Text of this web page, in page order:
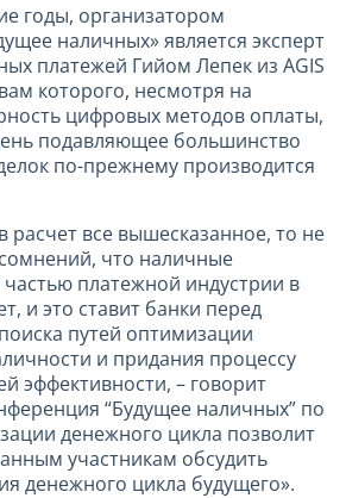
годы, организатором
наличных» является эксперт
платежей Гийом Лепек из AGIS
которого, несмотря на
цифровых методов оплаты,
подавляющее большинство
по-прежнему производится
расчет все вышесказанное, то не
что наличные
платежной индустрии в
и это ставит банки перед
путей оптимизации
и придания процессу
эффективности, – говорит
“Будущее наличных” по
денежного цикла позволит
участникам обсудить
денежного цикла будущего».